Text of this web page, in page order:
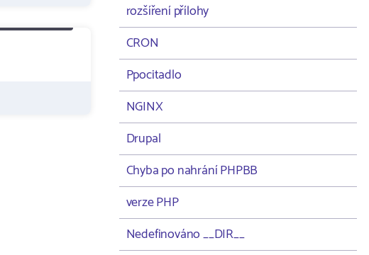
rozšíření přílohy
CRON
Ppocitadlo
NGINX
Drupal
Chyba po nahrání PHPBB
verze PHP
Nedefinováno __DIR__